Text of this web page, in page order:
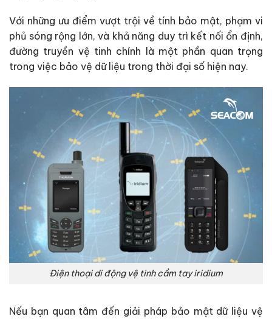
Với những ưu điểm vượt trội về tính bảo mật, phạm vi
phủ sóng rộng lớn, và khả năng duy trì kết nối ổn định,
đường truyền vệ tinh chính là một phần quan trọng
trong việc bảo vệ dữ liệu trong thời đại số hiện nay.
Điện thoại di động vệ tinh cầm tay iridium
Nếu bạn quan tâm đến giải pháp bảo mật dữ liệu vệ